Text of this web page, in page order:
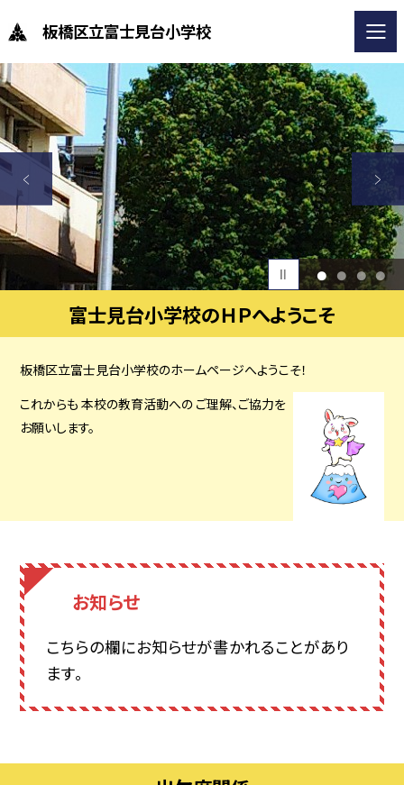
板橋区立富士見台小学校
1 2 3 4
富士見台小学校のＨＰへようこそ
板橋区立富士見台小学校のホームページへようこそ！
これからも 本校の教育活動への ご理解、ご協力を
お願いします。
お知らせ
こちらの欄にお知らせが書かれることがあり
ます。